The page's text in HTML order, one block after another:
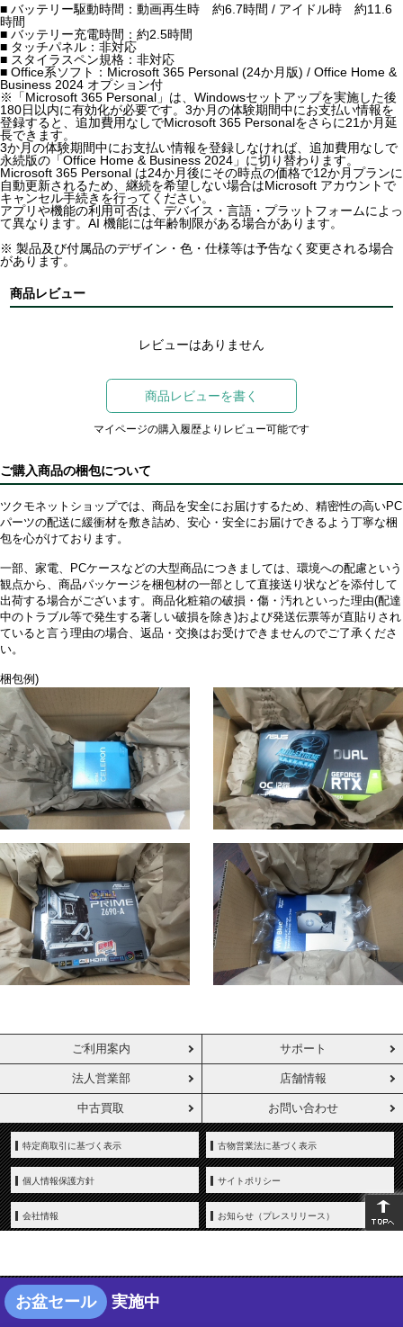
■ バッテリー駆動時間：動画再生時 約6.7時間 / アイドル時 約11.6
時間
■ バッテリー充電時間：約2.5時間
■ タッチパネル：非対応
■ スタイラスペン規格：非対応
■ Office系ソフト：Microsoft 365 Personal (24か月版) / Office Home &
Business 2024 オプション付
※「Microsoft 365 Personal」は、Windowsセットアップを実施した後
180日以内に有効化が必要です。3か月の体験期間中にお支払い情報を
登録すると、追加費用なしでMicrosoft 365 Personalをさらに21か月延
長できます。
3か月の体験期間中にお支払い情報を登録しなければ、追加費用なしで
永続版の「Office Home & Business 2024」に切り替わります。
Microsoft 365 Personal は24か月後にその時点の価格で12か月プランに
自動更新されるため、継続を希望しない場合はMicrosoft アカウントで
キャンセル手続きを行ってください。
アプリや機能の利用可否は、デバイス・言語・プラットフォームによっ
て異なります。AI 機能には年齢制限がある場合があります。
※ 製品及び付属品のデザイン・色・仕様等は予告なく変更される場合
があります。
商品レビュー
レビューはありません
商品レビューを書く
マイページの購入履歴よりレビュー可能です
ご購入商品の梱包について
ツクモネットショップでは、商品を安全にお届けするため、精密性の高いPC
パーツの配送に緩衝材を敷き詰め、安心・安全にお届けできるよう丁寧な梱
包を心がけております。
一部、家電、PCケースなどの大型商品につきましては、環境への配慮という
観点から、商品パッケージを梱包材の一部として直接送り状などを添付して
出荷する場合がございます。商品化粧箱の破損・傷・汚れといった理由(配達
中のトラブル等で発生する著しい破損を除き)および発送伝票等が直貼りされ
ていると言う理由の場合、返品・交換はお受けできませんのでご了承くださ
い。
梱包例)
ご利用案内 サポート
法人営業部 店舗情報
中古買取 お問い合わせ
特定商取引に基づく表示 古物営業法に基づく表示
個人情報保護方針 サイトポリシー
会社情報 お知らせ（プレスリリース）
Copyright © YAMADA-DENKI Co., Ltd. All rights reserved.
お盆セール 実施中